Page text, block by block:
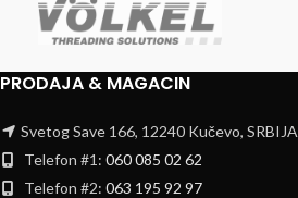
PRODAJA & MAGACIN
Svetog Save 166, 12240 Kučevo, SRBIJA
Telefon #1: 060 085 02 62
Telefon #2: 063 195 92 97